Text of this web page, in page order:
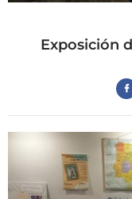
Exposición